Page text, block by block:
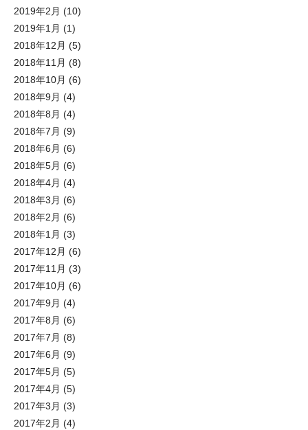
2019年2月 (10)
2019年1月 (1)
2018年12月 (5)
2018年11月 (8)
2018年10月 (6)
2018年9月 (4)
2018年8月 (4)
2018年7月 (9)
2018年6月 (6)
2018年5月 (6)
2018年4月 (4)
2018年3月 (6)
2018年2月 (6)
2018年1月 (3)
2017年12月 (6)
2017年11月 (3)
2017年10月 (6)
2017年9月 (4)
2017年8月 (6)
2017年7月 (8)
2017年6月 (9)
2017年5月 (5)
2017年4月 (5)
2017年3月 (3)
2017年2月 (4)